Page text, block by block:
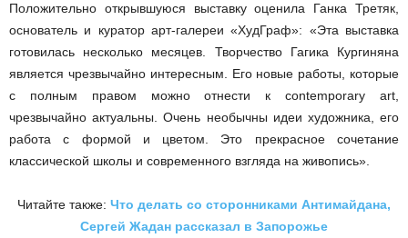
Положительно открывшуюся выставку оценила Ганка Третяк,
основатель и куратор арт-галереи «ХудГраф»: «Эта выставка
готовилась несколько месяцев. Творчество Гагика Кургиняна
является чрезвычайно интересным. Его новые работы, которые
с полным правом можно отнести к contemporary art,
чрезвычайно актуальны. Очень необычны идеи художника, его
работа с формой и цветом. Это прекрасное сочетание
классической школы и современного взгляда на живопись».
Читайте также: Что делать со сторонниками Антимайдана,
Сергей Жадан рассказал в Запорожье